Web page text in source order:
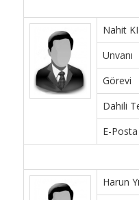
Nahit
Unvanı
Görevi
Dahili
E-Posta
Harun